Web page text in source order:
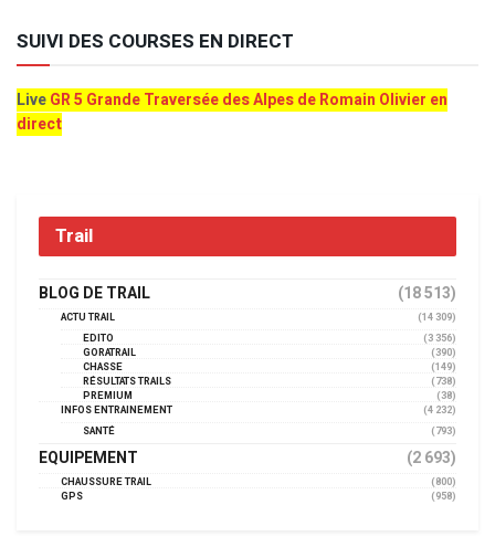
SUIVI DES COURSES EN DIRECT
LiveGR 5 Grande Traversée des Alpes de Romain Olivier en
direct
Trail
BLOG DE TRAIL (18 513)
ACTU TRAIL
(14 309)
EDITO
(3 356)
GORATRAIL
(390)
CHASSE
(149)
RÉSULTATS TRAILS
(738)
PREMIUM
(38)
INFOS ENTRAINEMENT
(4 232)
SANTÉ
(793)
EQUIPEMENT (2 693)
CHAUSSURE TRAIL
(800)
GPS
(958)